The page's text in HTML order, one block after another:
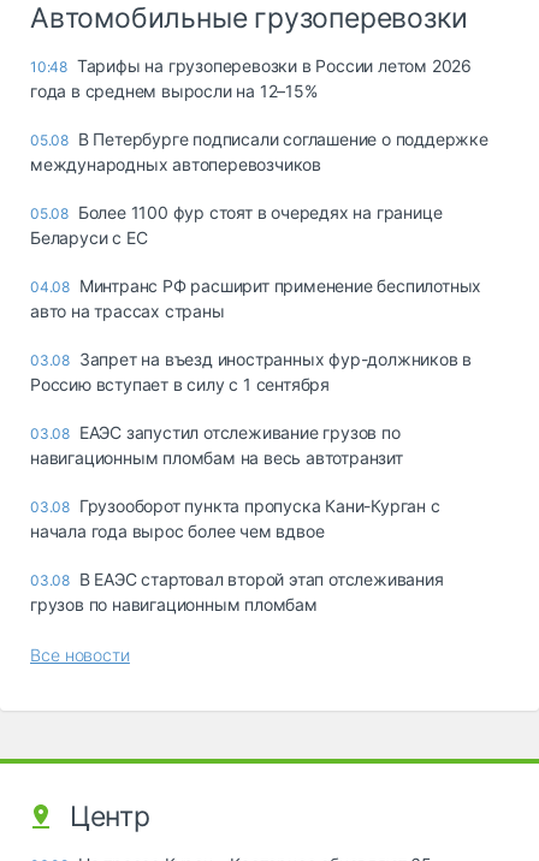
Автомобильные грузоперевозки
10:48 Тарифы на грузоперевозки в России летом 2026
года в среднем выросли на 12–15%
05.08 В Петербурге подписали соглашение о поддержке
международных автоперевозчиков
05.08 Более 1100 фур стоят в очередях на границе
Беларуси с ЕС
04.08 Минтранс РФ расширит применение беспилотных
авто на трассах страны
03.08 Запрет на въезд иностранных фур-должников в
Россию вступает в силу с 1 сентября
03.08 ЕАЭС запустил отслеживание грузов по
навигационным пломбам на весь автотранзит
03.08 Грузооборот пункта пропуска Кани-Курган с
начала года вырос более чем вдвое
03.08 В ЕАЭС стартовал второй этап отслеживания
грузов по навигационным пломбам
Все новости
Центр